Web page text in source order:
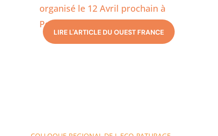
organisé le 12 Avril prochain à
Pont Saint Matin (44).
LIRE L'ARTICLE DU OUEST FRANCE